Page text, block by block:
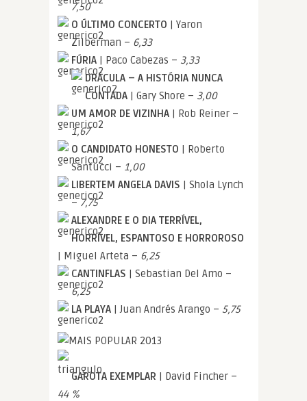
7,50
O ÚLTIMO CONCERTO | Yaron
Zilberman – 6,33
FÚRIA | Paco Cabezas – 3,33
DRÁCULA – A HISTÓRIA NUNCA
CONTADA | Gary Shore – 3,00
UM AMOR DE VIZINHA | Rob Reiner –
1,67
O CANDIDATO HONESTO | Roberto
Santucci – 1,00
LIBERTEM ANGELA DAVIS | Shola Lynch
–7,75
ALEXANDRE E O DIA TERRÍVEL,
HORRÍVEL, ESPANTOSO E HORROROSO
| Miguel Arteta – 6,25
CANTINFLAS | Sebastian Del Amo –
6,25
LA PLAYA | Juan Andrés Arango – 5,75
GAROTA EXEMPLAR | David Fincher –
44 %